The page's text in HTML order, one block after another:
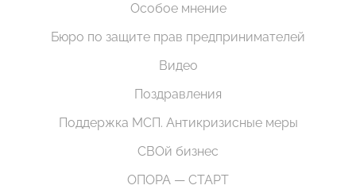
Особое мнение
Бюро по защите прав предпринимателей
Видео
Поздравления
Поддержка МСП. Антикризисные меры
СВОй бизнес
ОПОРА — СТАРТ